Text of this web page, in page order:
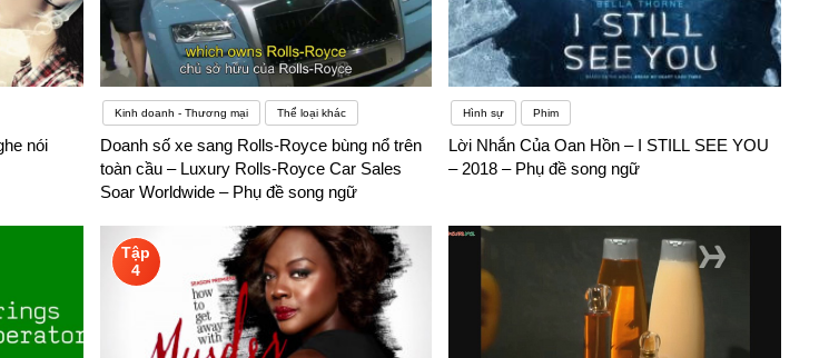
nói
Kinh doanh - Thương mại Thể loại khác
Doanh số xe sang Rolls-Royce bùng nổ trên
toàn cầu – Luxury Rolls-Royce Car Sales
Soar Worldwide – Phụ đề song ngữ
Hình sự Phim
Lời Nhắn Của Oan Hồn – I STILL SEE YOU
– 2018 – Phụ đề song ngữ
Tập
4